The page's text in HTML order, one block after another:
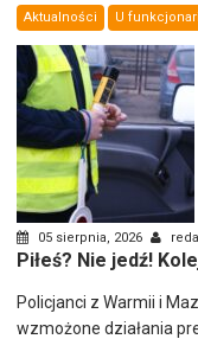
Aktualności U
05 sierpnia, 2026
Piłeś? Nie jedź!
Policjanci z Warmii i
wzmożone działania